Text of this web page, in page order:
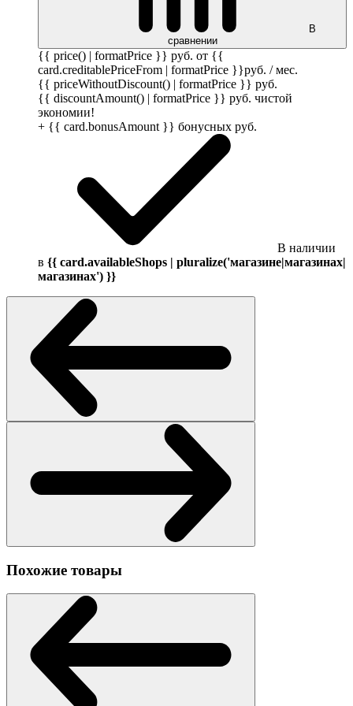
В
сравнении
{{ price() | formatPrice }} руб. от {{
card.creditablePriceFrom | formatPrice }}руб. / мес.
{{ priceWithoutDiscount() | formatPrice }} руб.
{{ discountAmount() | formatPrice }} руб. чистой
экономии!
+ {{ card.bonusAmount }} бонусных руб.
В наличии
в {{ card.availableShops | pluralize('магазине|магазинах|
магазинах') }}
Похожие товары